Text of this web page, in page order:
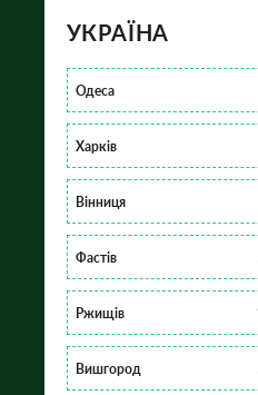
УКРАЇНА
Одеса
Харків
Вінниця
Фастів
Ржищів
Вишгород